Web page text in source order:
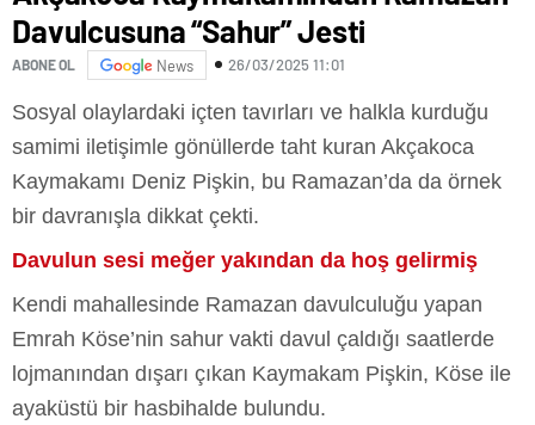
Davulcusuna “Sahur” Jesti
ABONE OL News 26/03/2025 11:01
Sosyal olaylardaki içten tavırları ve halkla kurduğu
samimi iletişimle gönüllerde taht kuran Akçakoca
Kaymakamı Deniz Pişkin, bu Ramazan’da da örnek
bir davranışla dikkat çekti.
Davulun sesi meğer yakından da hoş gelirmiş
Kendi mahallesinde Ramazan davulculuğu yapan
Emrah Köse’nin sahur vakti davul çaldığı saatlerde
lojmanından dışarı çıkan Kaymakam Pişkin, Köse ile
ayaküstü bir hasbihalde bulundu.